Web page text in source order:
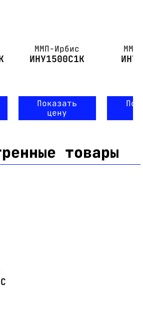
ММП-Ирбис
ИНУ1500С1К
Показать
цену
товары